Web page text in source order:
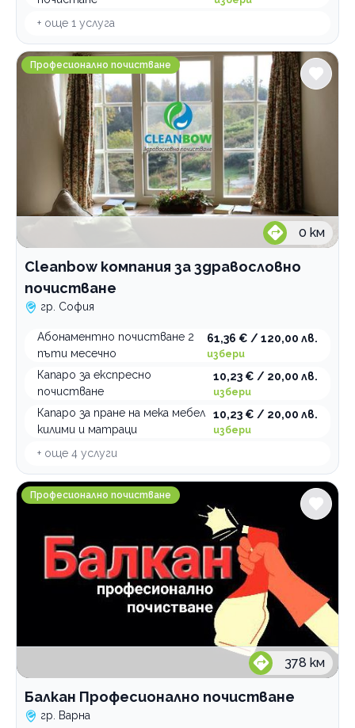
+ още 1 услуга
Cleanbow компания за здравословно почистване
Професионално почистване
0 км
Cleanbow компания за здравословно
почистване
гр. София
Абонаментно почистване 2
пъти месечно
61,36 € / 120,00 лв.
избери
Капаро за експресно
почистване
10,23 € / 20,00 лв.
избери
Капаро за пране на мека мебел
килими и матраци
10,23 € / 20,00 лв.
избери
+ още 4 услуги
Балкан Професионално почистване
Професионално почистване
378 км
Балкан Професионално почистване
гр. Варна